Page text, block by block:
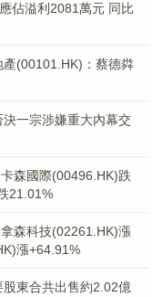
佔溢利2081萬元 同比
(00101.HK)：蔡德粦
一宗涉嫌重大內幕交
森國際(00496.HK)跌
21.01%
森科技(02261.HK)漲
漲+64.91%
東合共出售約2.02億